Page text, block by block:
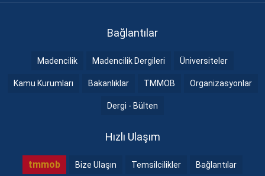
Bağlantılar
Madencilik Madencilik Dergileri Üniversiteler
Kamu Kurumları Bakanlıklar TMMOB Organizasyonlar
Dergi - Bülten
Hızlı Ulaşım
tmmob Bize Ulaşın Temsilcilikler Bağlantılar